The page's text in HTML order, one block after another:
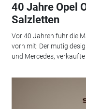
40 Jahre Opel
Salzletten
Vor 40 Jahren fuhr die
vorn mit: Der mutig
und Mercedes,